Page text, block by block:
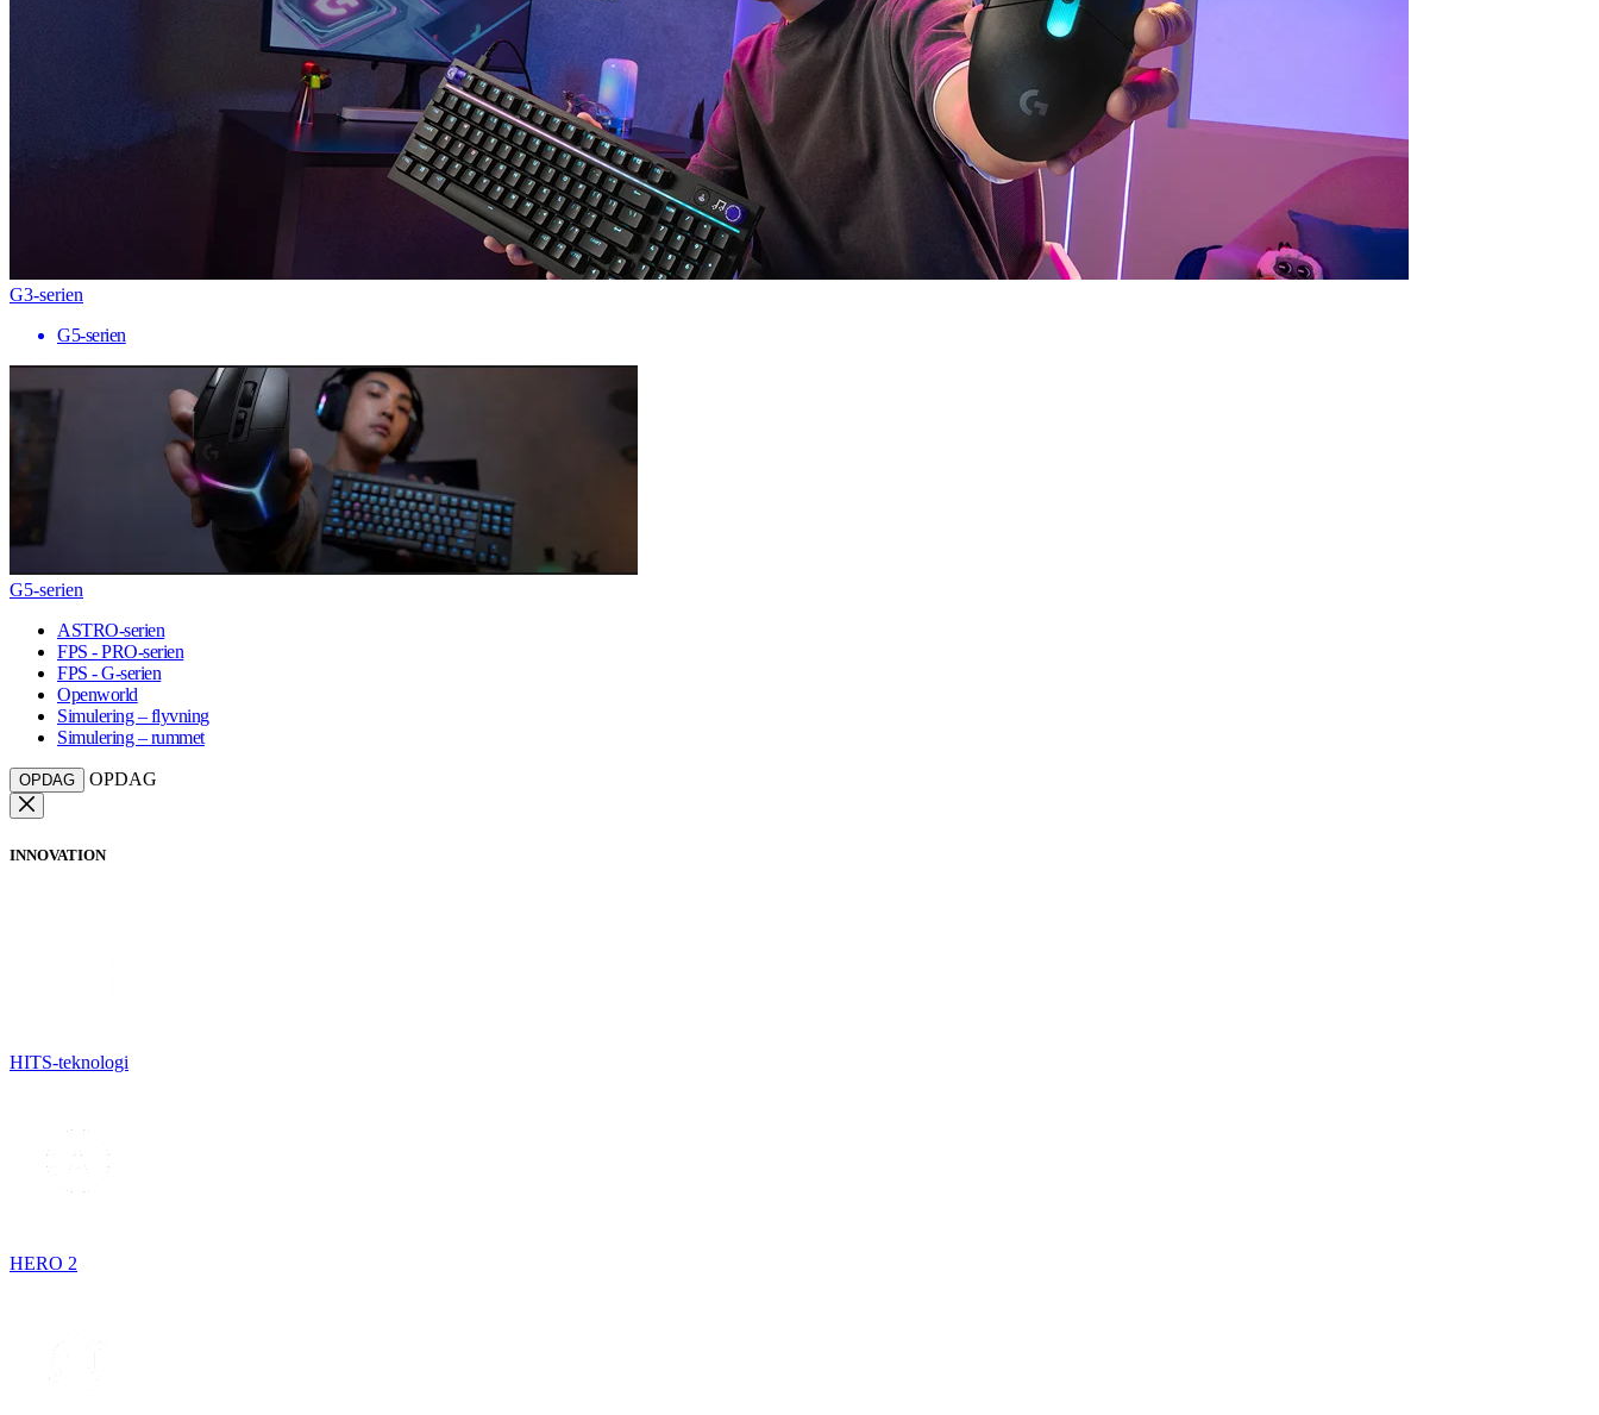
G3-serien
G5-serien
G5-serien
ASTRO-serien
FPS - PRO-serien
FPS - G-serien
Openworld
Simulering – flyvning
Simulering – rummet
OPDAG OPDAG
INNOVATION
HITS-teknologi
HERO 2